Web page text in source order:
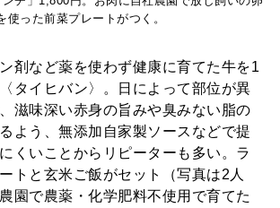
使った前菜プレートがつく。
剤など薬を使わず健康に育てた牛を1
タイヒバン〉。日によって部位が異
滋味深い赤身の旨みや臭みない脂の
よう、無添加自家製ソースなどで提
くいことからリピーターも多い。ラ
トと玄米ご飯がセット（写真は2人
園で農薬・化学肥料不使用で育てた